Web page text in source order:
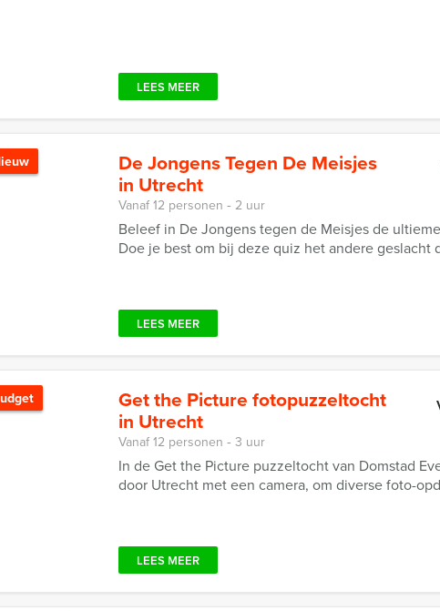
LEES MEER
De Jongens Tegen De Meisjes
in Utrecht
Vanaf 12 personen ‐ 2 uur
Beleef in De Jongens tegen de Meisjes de
Doe je best om bij deze quiz het andere geslacht
LEES MEER
Get the Picture fotopuzzeltocht
in Utrecht
Vanaf 12 personen ‐ 3 uur
In de Get the Picture puzzeltocht van Domstad
door Utrecht met een camera, om diverse foto-
LEES MEER